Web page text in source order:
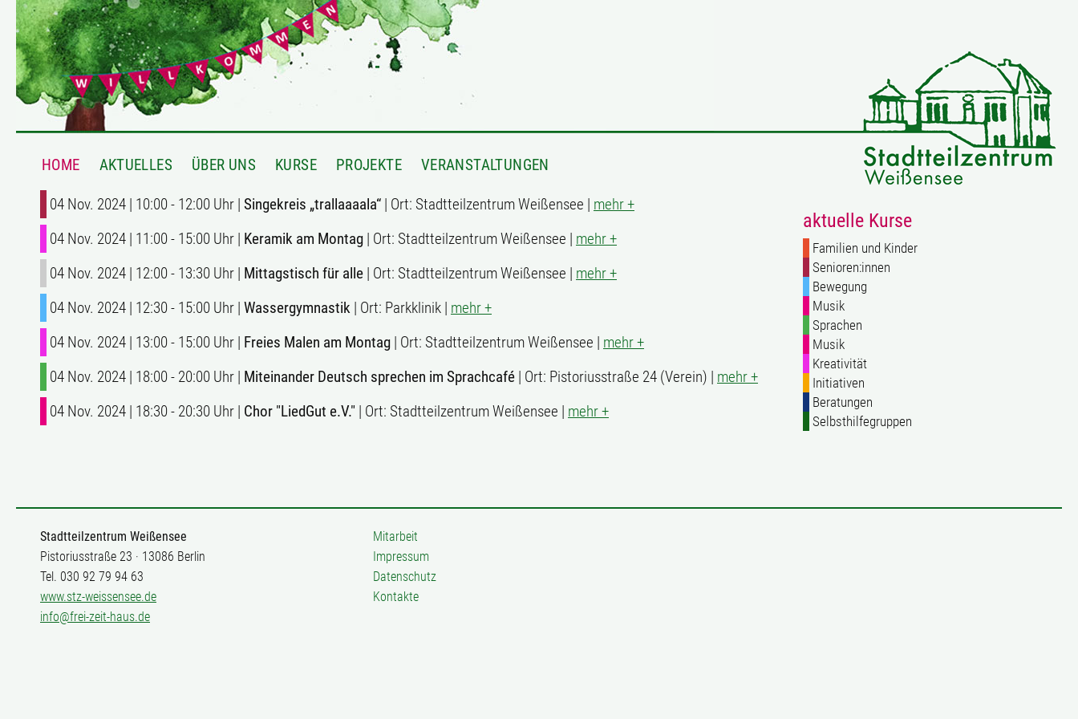
HOME AKTUELLES ÜBER UNS KURSE PROJEKTE VERANSTALTUNGEN
04 Nov. 2024 | 10:00 - 12:00 Uhr | Singekreis „trallaaaala“ | Ort: Stadtteilzentrum Weißensee | mehr +
04 Nov. 2024 | 11:00 - 15:00 Uhr | Keramik am Montag | Ort: Stadtteilzentrum Weißensee | mehr +
04 Nov. 2024 | 12:00 - 13:30 Uhr | Mittagstisch für alle | Ort: Stadtteilzentrum Weißensee | mehr +
04 Nov. 2024 | 12:30 - 15:00 Uhr | Wassergymnastik | Ort: Parkklinik | mehr +
04 Nov. 2024 | 13:00 - 15:00 Uhr | Freies Malen am Montag | Ort: Stadtteilzentrum Weißensee | mehr +
04 Nov. 2024 | 18:00 - 20:00 Uhr | Miteinander Deutsch sprechen im Sprachcafé | Ort: Pistoriusstraße 24 (Verein) | mehr +
04 Nov. 2024 | 18:30 - 20:30 Uhr | Chor "LiedGut e.V." | Ort: Stadtteilzentrum Weißensee | mehr +
aktuelle Kurse
Familien und Kinder
Senioren:innen
Bewegung
Musik
Sprachen
Musik
Kreativität
Initiativen
Beratungen
Selbsthilfegruppen
Stadtteilzentrum Weißensee
Pistoriusstraße 23 · 13086 Berlin
Tel. 030 92 79 94 63
www.stz-weissensee.de
info@frei-zeit-haus.de
Mitarbeit
Impressum
Datenschutz
Kontakte